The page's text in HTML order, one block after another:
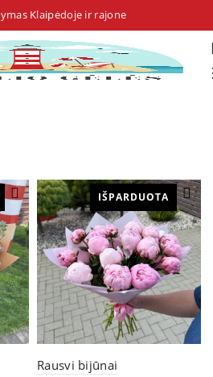
Klaipėdoje ir rajone
IŠPARDUOTA
Rausvi bijūnai